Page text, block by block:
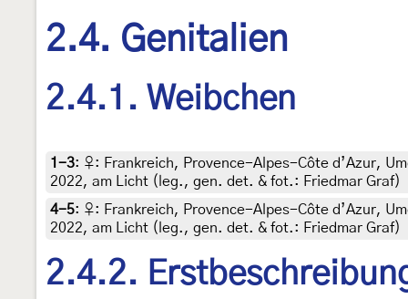
2.4. Genitalien
2.4.1. Weibchen
1-3: ♀: Frankreich, Provence-Alpes-Côte d’Azur,
2022, am Licht (leg., gen. det. & fot.: Friedmar Graf)
4-5: ♀: Frankreich, Provence-Alpes-Côte d’Azur,
2022, am Licht (leg., gen. det. & fot.: Friedmar Graf)
2.4.2.